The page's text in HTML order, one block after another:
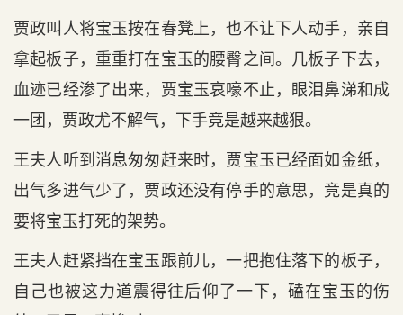
贾政叫人将宝玉按在春凳上，也不让下人动手，亲自
拿起板子，重重打在宝玉的腰臀之间。几板子下去，
血迹已经渗了出来，贾宝玉哀嚎不止，眼泪鼻涕和成
一团，贾政尤不解气，下手竟是越来越狠。
王夫人听到消息匆匆赶来时，贾宝玉已经面如金纸，
出气多进气少了，贾政还没有停手的意思，竟是真的
要将宝玉打死的架势。
王夫人赶紧挡在宝玉跟前儿，一把抱住落下的板子，
自己也被这力道震得往后仰了一下，磕在宝玉的伤